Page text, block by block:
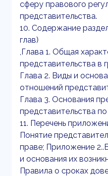
сферу правового
представительства.
10. Содержание
глав)
,Глава 1. Общая
представительства в
Глава 2. Виды и
отношений
Глава 3. Основания
представительства
11. Перечень
Понятие
праве; Приложение
и основания их
Правила о сроках